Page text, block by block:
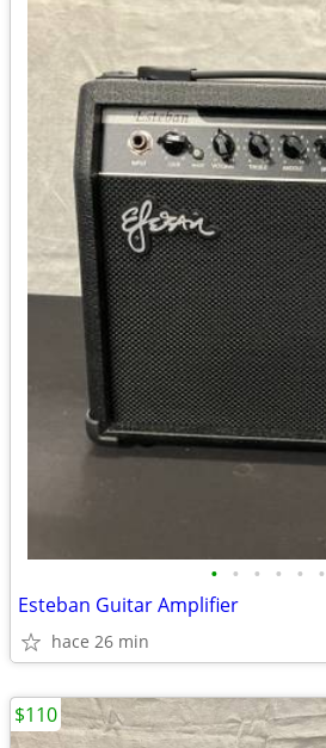
• • • • • •
Esteban Guitar Amplifier
hace 26 min
$110